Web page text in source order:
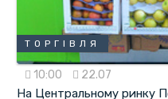
ТОРГІВЛЯ
10:00 22.07
На Центральному ринку